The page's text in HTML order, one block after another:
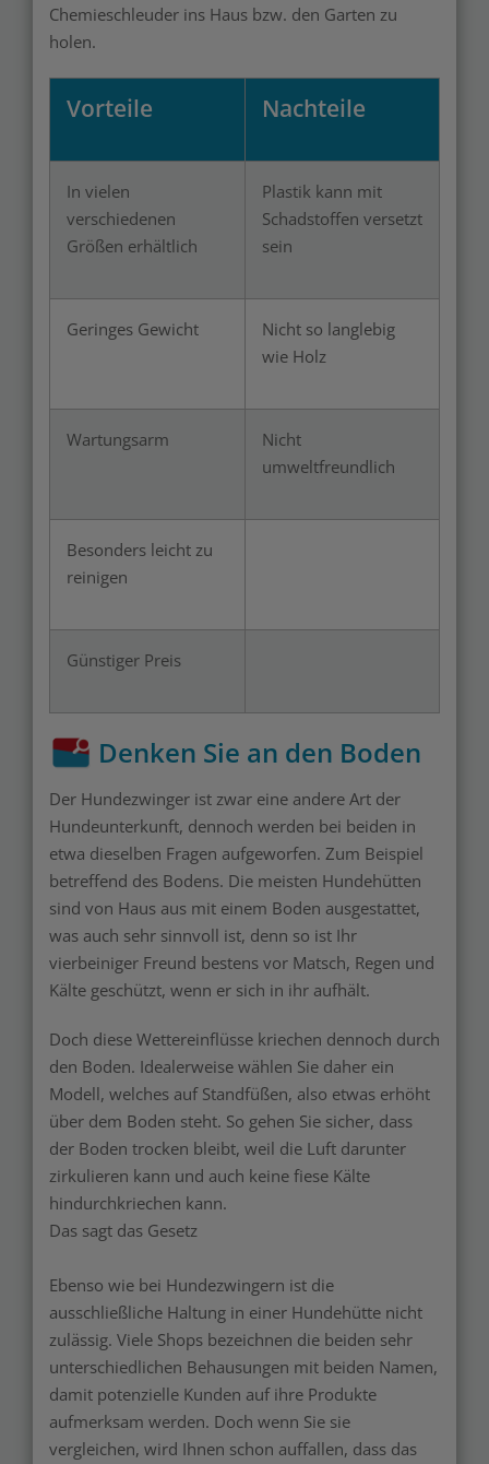
Chemieschleuder ins Haus bzw. den Garten zu
holen.
Vorteile Nachteile
In vielen
verschiedenen
Größen erhältlich
Plastik kann mit
Schadstoffen versetzt
sein
Geringes Gewicht
Nicht so langlebig
wie Holz
Wartungsarm
Nicht
umweltfreundlich
Besonders leicht zu
reinigen
Günstiger Preis
Denken Sie an den Boden
Der Hundezwinger ist zwar eine andere Art der
Hundeunterkunft, dennoch werden bei beiden in
etwa dieselben Fragen aufgeworfen. Zum Beispiel
betreffend des Bodens. Die meisten Hundehütten
sind von Haus aus mit einem Boden ausgestattet,
was auch sehr sinnvoll ist, denn so ist Ihr
vierbeiniger Freund bestens vor Matsch, Regen und
Kälte geschützt, wenn er sich in ihr aufhält.
Doch diese Wettereinflüsse kriechen dennoch durch
den Boden. Idealerweise wählen Sie daher ein
Modell, welches auf Standfüßen, also etwas erhöht
über dem Boden steht. So gehen Sie sicher, dass
der Boden trocken bleibt, weil die Luft darunter
zirkulieren kann und auch keine fiese Kälte
hindurchkriechen kann.
Das sagt das Gesetz
Ebenso wie bei Hundezwingern ist die
ausschließliche Haltung in einer Hundehütte nicht
zulässig. Viele Shops bezeichnen die beiden sehr
unterschiedlichen Behausungen mit beiden Namen,
damit potenzielle Kunden auf ihre Produkte
aufmerksam werden. Doch wenn Sie sie
vergleichen, wird Ihnen schon auffallen, dass das